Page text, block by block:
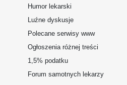
Humor lekarski
Luźne dyskusje
Polecane serwisy www
Ogłoszenia różnej treści
1,5% podatku
Forum samotnych lekarzy